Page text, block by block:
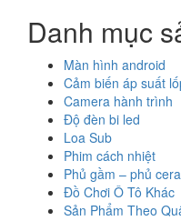
Danh mục
Màn hình android
Cảm biến áp suất
Camera hành trình
Độ đèn bi led
Loa Sub
Phim cách nhiệt
Phủ gầm – phủ
Đồ Chơi Ô Tô Khác
Sản Phẩm Theo